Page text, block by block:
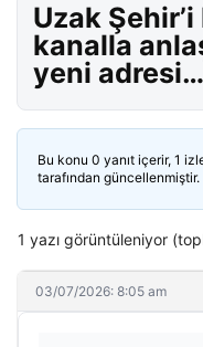
Uzak
kanalla
yeni adresi…
Bu konu 0 yanıt içerir, 1
tarafından güncellenmiştir.
1 yazı görüntüleniyor
03/07/2026: 8:05 am